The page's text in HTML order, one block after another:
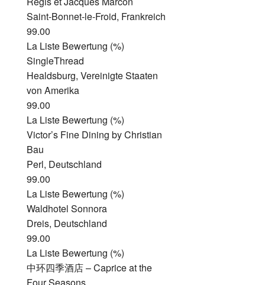
Saint-Bonnet-le-Froid, Frankreich
99.00
La Liste Bewertung (%)
SingleThread
Healdsburg, Vereinigte Staaten
von Amerika
99.00
La Liste Bewertung (%)
Victor’s Fine Dining by Christian
Bau
Perl, Deutschland
99.00
La Liste Bewertung (%)
Waldhotel Sonnora
Dreis, Deutschland
99.00
La Liste Bewertung (%)
中环四季酒店 – Caprice at the